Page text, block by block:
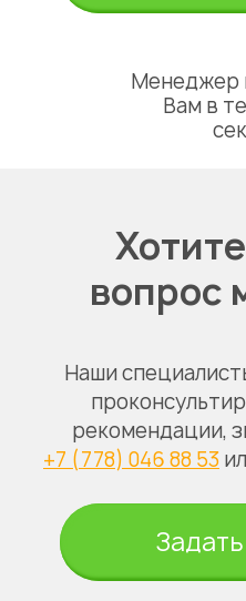
Менеджер
Вам в
вопрос
Наши
рекомендации,
+7 (778) 046 88 53